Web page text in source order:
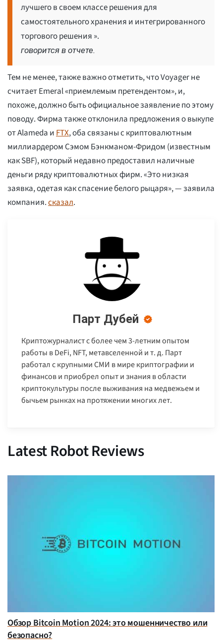
лучшего в своем классе решения для
самостоятельного хранения и интегрированного
торгового решения ».
говорится в отчете.
Тем не менее, также важно отметить, что Voyager не
считает Emeral «приемлемым претендентом», и,
похоже, должно быть официальное заявление по этому
поводу. Фирма также отклонила предложения о выкупе
от Alameda иFTX, оба связаны с криптовалютным
миллиардером Сэмом Бэнкманом-Фридом (известным
как SBF), который недавно предоставил наличные
деньги ряду криптовалютных фирм. «Это низкая
заявка, одетая как спасение белого рыцаря», — заявила
компания.сказал.
Парт Дубей
Криптожурналист с более чем 3-летним опытом
работы в DeFi, NFT, метавселенной и т. д. Парт
работал с крупными СМИ в мире криптографии и
финансов и приобрел опыт и знания в области
криптокультуры после выживания на медвежьем и
бычьем рынках на протяжении многих лет.
Latest Robot Reviews
Обзор Bitcoin Motion 2024: это мошенничество или
безопасно?